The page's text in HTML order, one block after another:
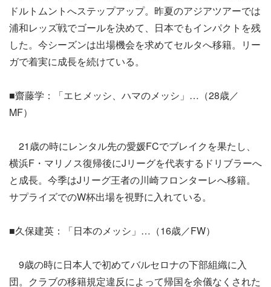
ドルトムントへステップアップ。昨夏のアジアツアーでは
浦和レッズ戦でゴールを決めて、日本でもインパクトを残
した。今シーズンは出場機会を求めてセルタへ移籍。リー
ガで着実に成長を続けている。
■齋藤学：「エヒメッシ、ハマのメッシ」…（28歳／
MF）
21歳の時にレンタル先の愛媛FCでブレイクを果たし、
横浜F・マリノス復帰後にJリーグを代表するドリブラーへ
と成長。今季はJリーグ王者の川崎フロンターレへ移籍。
サプライズでのW杯出場を視野に入れている。
■久保建英：「日本のメッシ」…（16歳／FW）
9歳の時に日本人で初めてバルセロナの下部組織に入
団。クラブの移籍規定違反によって帰国を余儀なくされた